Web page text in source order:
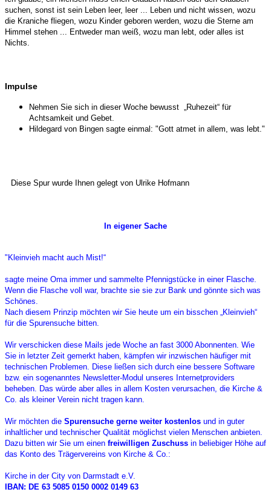
suchen, sonst ist sein Leben leer, leer ... Leben und nicht wissen, wozu
die Kraniche fliegen, wozu Kinder geboren werden, wozu die Sterne am
Himmel stehen ... Entweder man weiß, wozu man lebt, oder alles ist
Nichts.
Impulse
Nehmen Sie sich in dieser Woche bewusst „Ruhezeit“ für
Achtsamkeit und Gebet.
Hildegard von Bingen sagte einmal: "Gott atmet in allem, was lebt."
Diese Spur wurde Ihnen gelegt von Ulrike Hofmann
In eigener Sache
"Kleinvieh macht auch Mist!“
sagte meine Oma immer und sammelte Pfennigstücke in einer Flasche.
Wenn die Flasche voll war, brachte sie sie zur Bank und gönnte sich was
Schönes.
Nach diesem Prinzip möchten wir Sie heute um ein bisschen „Kleinvieh“
für die Spurensuche bitten.
Wir verschicken diese Mails jede Woche an fast 3000 Abonnenten. Wie
Sie in letzter Zeit gemerkt haben, kämpfen wir inzwischen häufiger mit
technischen Problemen. Diese ließen sich durch eine bessere Software
bzw. ein sogenanntes Newsletter-Modul unseres Internetproviders
beheben. Das würde aber alles in allem Kosten verursachen, die Kirche &
Co. als kleiner Verein nicht tragen kann.
Wir möchten die Spurensuche gerne weiter kostenlos und in guter
inhaltlicher und technischer Qualität möglichst vielen Menschen anbieten.
Dazu bitten wir Sie um einen freiwilligen Zuschuss in beliebiger Höhe auf
das Konto des Trägervereins von Kirche & Co.:
Kirche in der City von Darmstadt e.V.
IBAN: DE 63 5085 0150 0002 0149 63